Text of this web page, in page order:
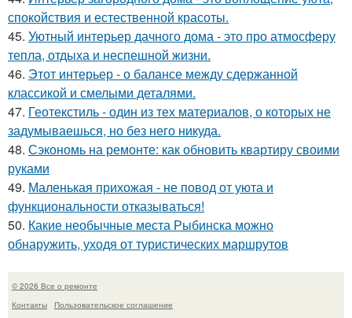
спокойствия и естественной красоты.
45. Уютный интерьер дачного дома - это про атмосферу
тепла, отдыха и неспешной жизни.
46. Этот интерьер - о балансе между сдержанной
классикой и смелыми деталями.
47. Геотекстиль - один из тех материалов, о которых не
задумываешься, но без него никуда.
48. Сэкономь на ремонте: как обновить квартиру своими
руками
49. Маленькая прихожая - не повод от уюта и
функциональности отказываться!
50. Какие необычные места Рыбинска можно
обнаружить, уходя от туристических маршрутов
© 2026 Все о ремонте
Контакты
Пользовательское соглашение